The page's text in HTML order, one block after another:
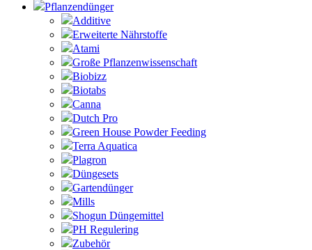
Pflanzendünger
Additive
Erweiterte Nährstoffe
Atami
Große Pflanzenwissenschaft
Biobizz
Biotabs
Canna
Dutch Pro
Green House Powder Feeding
Terra Aquatica
Plagron
Düngesets
Gartendünger
Mills
Shogun Düngemittel
PH Regulering
Zubehör